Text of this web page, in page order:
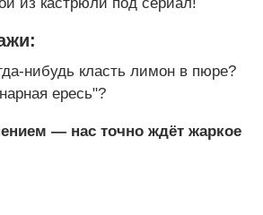
нибудь класть лимон в пюре?
ересь"?
— нас точно ждёт жаркое